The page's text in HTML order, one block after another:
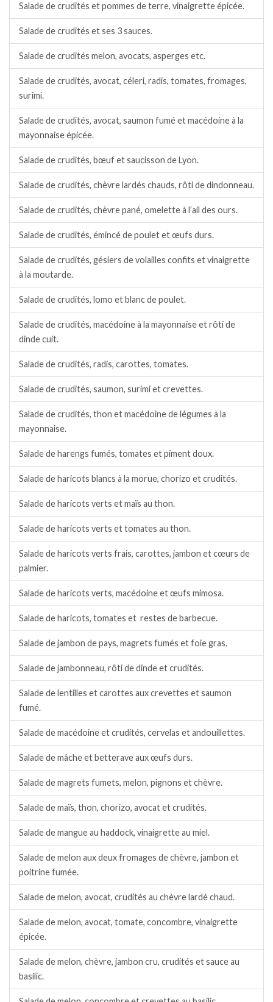
Salade de crudités et pommes de terre, vinaigrette épicée.
Salade de crudités et ses 3 sauces.
Salade de crudités melon, avocats, asperges etc.
Salade de crudités, avocat, céleri, radis, tomates, fromages,
surimi.
Salade de crudités, avocat, saumon fumé et macédoine à la
mayonnaise épicée.
Salade de crudités, bœuf et saucisson de Lyon.
Salade de crudités, chèvre lardés chauds, rôti de dindonneau.
Salade de crudités, chèvre pané, omelette à l’ail des ours.
Salade de crudités, émincé de poulet et œufs durs.
Salade de crudités, gésiers de volailles confits et vinaigrette
à la moutarde.
Salade de crudités, lomo et blanc de poulet.
Salade de crudités, macédoine à la mayonnaise et rôti de
dinde cuit.
Salade de crudités, radis, carottes, tomates.
Salade de crudités, saumon, surimi et crevettes.
Salade de crudités, thon et macédoine de légumes à la
mayonnaise.
Salade de harengs fumés, tomates et piment doux.
Salade de haricots blancs à la morue, chorizo et crudités.
Salade de haricots verts et maïs au thon.
Salade de haricots verts et tomates au thon.
Salade de haricots verts frais, carottes, jambon et cœurs de
palmier.
Salade de haricots verts, macédoine et œufs mimosa.
Salade de haricots, tomates et restes de barbecue.
Salade de jambon de pays, magrets fumés et foie gras.
Salade de jambonneau, rôti de dinde et crudités.
Salade de lentilles et carottes aux crevettes et saumon
fumé.
Salade de macédoine et crudités, cervelas et andouillettes.
Salade de mâche et betterave aux œufs durs.
Salade de magrets fumets, melon, pignons et chèvre.
Salade de maïs, thon, chorizo, avocat et crudités.
Salade de mangue au haddock, vinaigrette au miel.
Salade de melon aux deux fromages de chèvre, jambon et
poitrine fumée.
Salade de melon, avocat, crudités au chèvre lardé chaud.
Salade de melon, avocat, tomate, concombre, vinaigrette
épicée.
Salade de melon, chèvre, jambon cru, crudités et sauce au
basilic.